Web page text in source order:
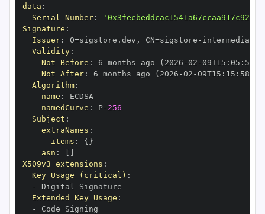
data :
Serial Number:
Signature :
Issuer: O=sigstore.dev , CN=sigstore -
Validity:
Not Before : 6 months ago (2026 -02 -09T15 : 05 :
Not After: 6 months ago (2026 -02 -09T15 : 15 : 58+00
Algorithm:
name :
namedCurve : P- 256
Subject :
extraNames :
items : { }
asn :
X509v3 extensions :
Key Usage (critical) :
-
Extended Key Usage :
-